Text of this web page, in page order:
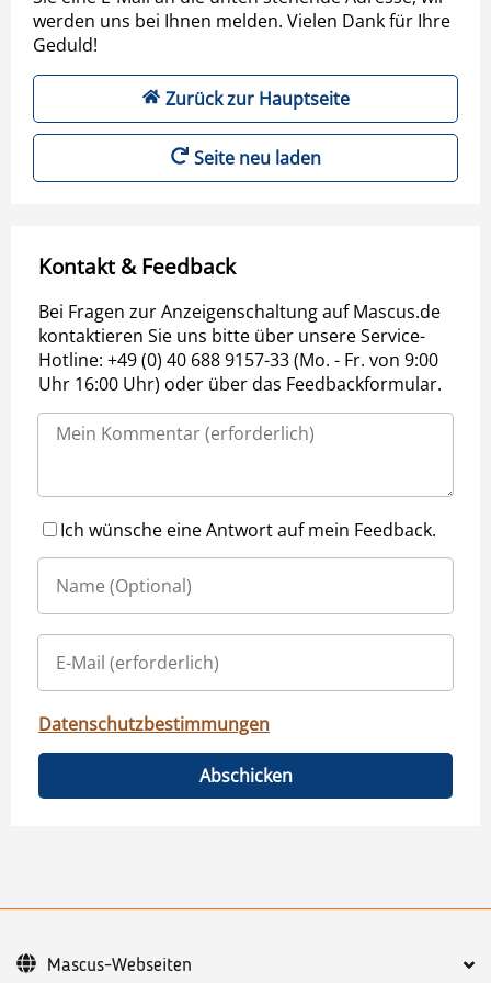
werden uns bei Ihnen melden. Vielen Dank für Ihre
Geduld!
Zurück zur Hauptseite
Seite neu laden
Kontakt & Feedback
Bei Fragen zur Anzeigenschaltung auf Mascus.de
kontaktieren Sie uns bitte über unsere Service-
Hotline: +49 (0) 40 688 9157-33 (Mo. - Fr. von 9:00
Uhr 16:00 Uhr) oder über das Feedbackformular.
Ich wünsche eine Antwort auf mein Feedback.
Datenschutzbestimmungen
Abschicken
Mascus-Webseiten